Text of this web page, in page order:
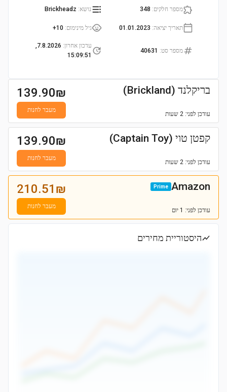
מספר חלקים:
348 נושא:
Brickheadz
תאריך יציאה:
01.01.2023 גיל מינימום:
10+
מספר סט:
40631
עדכון אחרון:
7.8.2026,
15:09:51
בריקלנד (Brickland)
עודכן לפני: 2 שעות
139.90₪
מעבר לחנות
קפטן טוי (Captain Toy)
עודכן לפני: 2 שעות
139.90₪
מעבר לחנות
Amazon
Prime
עודכן לפני: 1 יום
210.51 ₪
מעבר לחנות
היסטוריית מחירים